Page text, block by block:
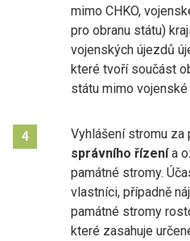
mimo CHKO,
pro obranu státu)
vojenských újezdů
které tvoří součást
státu mimo vojenské
4
Vyhlášení stromu za
správního řízenía
památné stromy.
vlastníci, případně
památné stromy
které zasahuje